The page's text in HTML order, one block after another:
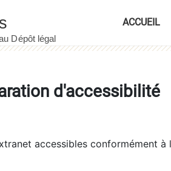
ACCUEIL
d'accessibilité
accessibles conformément à